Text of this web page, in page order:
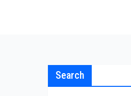
Search